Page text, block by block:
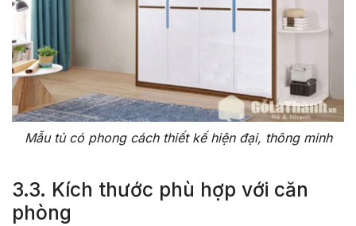
Mẫu tủ có phong cách thiết kế hiện đại, thông minh
3.3. Kích thước phù hợp với căn
phòng